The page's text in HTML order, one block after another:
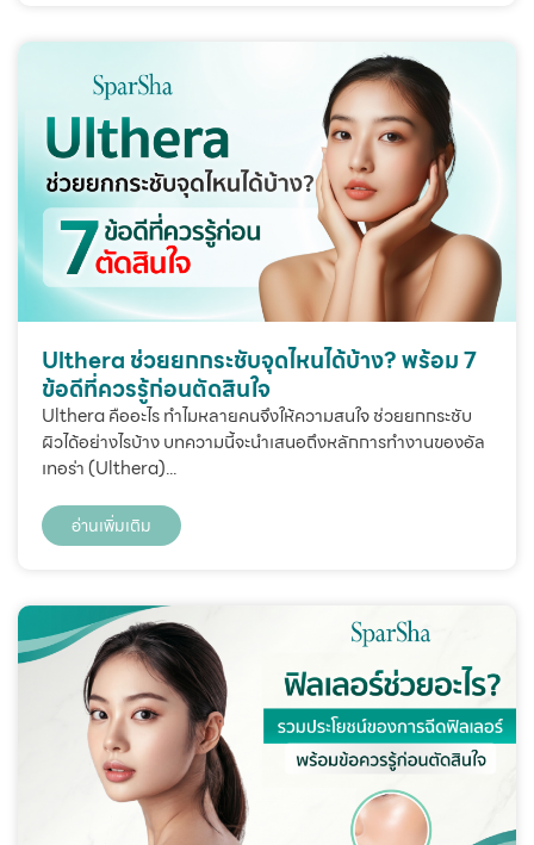
Ulthera ช่วยยกกระชับจุดไหนได้บ้าง? พร้อม 7
ข้อดีที่ควรรู้ก่อนตัดสินใจ
Ulthera คืออะไร ทำไมหลายคนจึงให้ความสนใจ ช่วยยกกระชับ
ผิวได้อย่างไรบ้าง บทความนี้จะนำเสนอถึงหลักการทำงานของอัล
เทอร่า (Ulthera)...
อ่านเพิ่มเติม